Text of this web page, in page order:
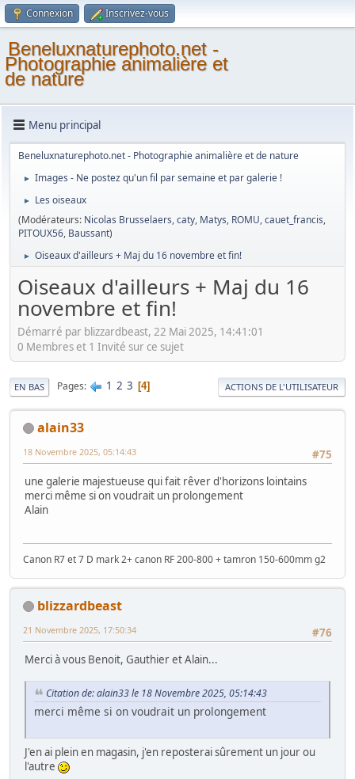
Connexion Inscrivez-vous
Beneluxnaturephoto.net -
Photographie animalière et
de nature
Menu principal
Beneluxnaturephoto.net - Photographie animalière et de nature
► Images - Ne postez qu'un fil par semaine et par galerie !
►
Les oiseaux
(Modérateurs: Nicolas Brusselaers,caty, Matys, ROMU,cauet_francis,
PITOUX56, Baussant)
► Oiseaux d'ailleurs + Maj du 16 novembre et fin!
Oiseaux d'ailleurs + Maj du 16
novembre et fin!
Démarré par blizzardbeast, 22 Mai 2025, 14:41:01
0 Membres et 1 Invité sur ce sujet
EN BAS Pages 1 2 3 4 ACTIONS DE L'UTILISATEUR
alain33
#75
18 Novembre 2025, 05:14:43
une galerie majestueuse qui fait rêver d'horizons lointains
merci même si on voudrait un prolongement
Alain
Canon R7 et 7 D mark 2+ canon RF 200-800 + tamron 150-600mm g2
blizzardbeast
#76
21 Novembre 2025, 17:50:34
Merci à vous Benoit, Gauthier et Alain...
Citation de: alain33 le 18 Novembre 2025, 05:14:43
merci même si on voudrait un prolongement
J'en ai plein en magasin, j'en reposterai sûrement un jour ou
l'autre